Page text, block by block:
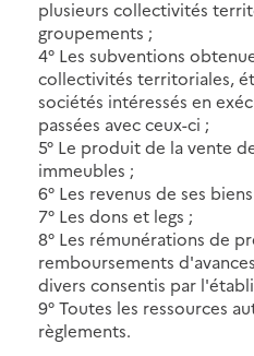
plusieurs collectivités
groupements ;
4° Les subventions
collectivités territoriales,
sociétés intéressés en
passées avec ceux-ci ;
5° Le produit de la vente
immeubles ;
6° Les revenus de ses
7° Les dons et legs ;
8° Les rémunérations de
remboursements
divers consentis par
9° Toutes les ressources
règlements.